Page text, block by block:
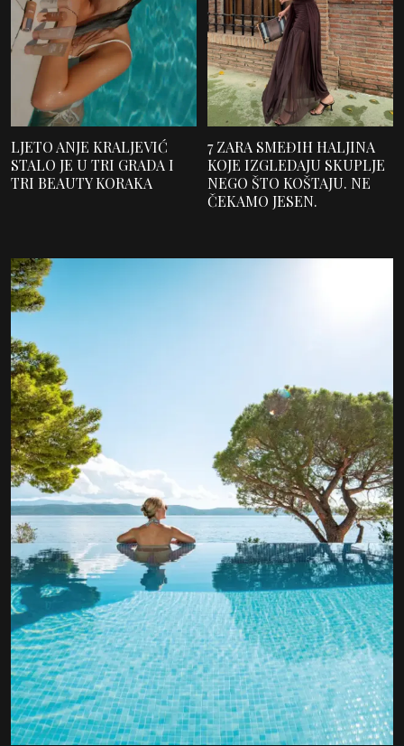
LJETO ANJE KRALJEVIĆ
STALO JE U TRI GRADA I
TRI BEAUTY KORAKA
7 ZARA SMEĐIH HALJINA
KOJE IZGLEDAJU SKUPLJE
NEGO ŠTO KOŠTAJU. NE
ČEKAMO JESEN.